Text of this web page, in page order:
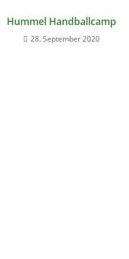
Hummel Handballcamp
28. September 2020